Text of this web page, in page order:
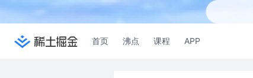
首页 沸点 课程 APP